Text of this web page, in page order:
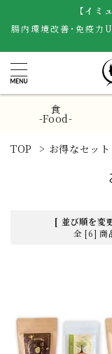
【イミ
腸内環境改善･免疫力
食
-Food-
TOP > お得なセット
[ 並び順を変
全 [6] 商